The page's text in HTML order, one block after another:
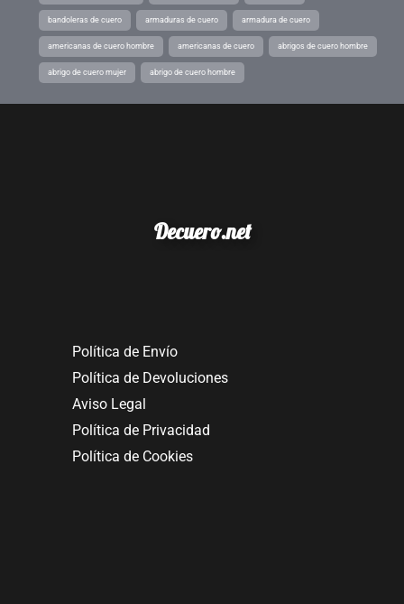
bandoleras de cuero armaduras de cuero armadura de cuero
americanas de cuero hombre americanas de cuero abrigos de cuero hombre
abrigo de cuero mujer abrigo de cuero hombre
Decuero.net
Política de Envío
Política de Devoluciones
Aviso Legal
Política de Privacidad
Política de Cookies